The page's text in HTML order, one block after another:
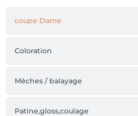
coupe Dame
Coloration
Mèches / balayage
Patine,gloss,coulage